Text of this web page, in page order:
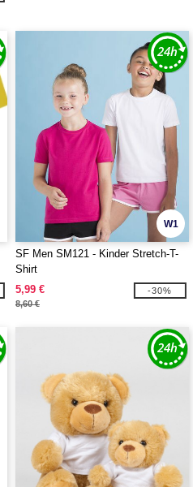
W1
SF Men SM121 - Kinder Stretch-T-
Shirt
5,99 €
8,60 €
-30%